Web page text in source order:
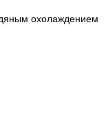
охолаждением